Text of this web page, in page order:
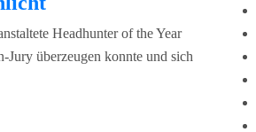
Headhunter of the Year
Jury überzeugen konnte und sich